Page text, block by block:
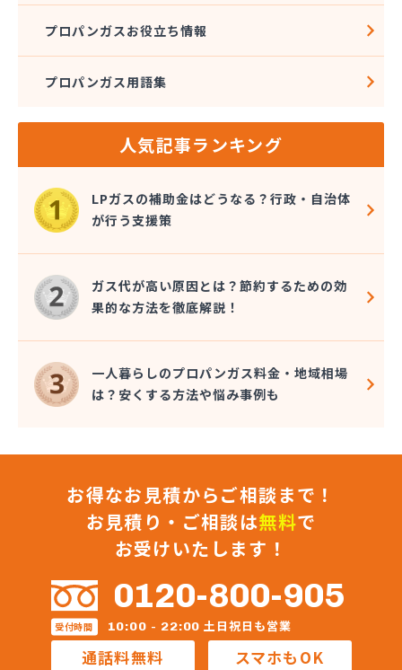
プロパンガスお役立ち情報
プロパンガス用語集
人気記事ランキング
LPガスの補助金はどうなる？行政・自治体
が行う支援策
ガス代が高い原因とは？節約するための効
果的な方法を徹底解説！
一人暮らしのプロパンガス料金・地域相場
は？安くする方法や悩み事例も
お得なお見積からご相談まで！
お見積り・ご相談は無料で
お受けいたします！
0120-800-905
受付時間 10:00 - 22:00 土日祝日も営業
通話料無料 スマホもOK